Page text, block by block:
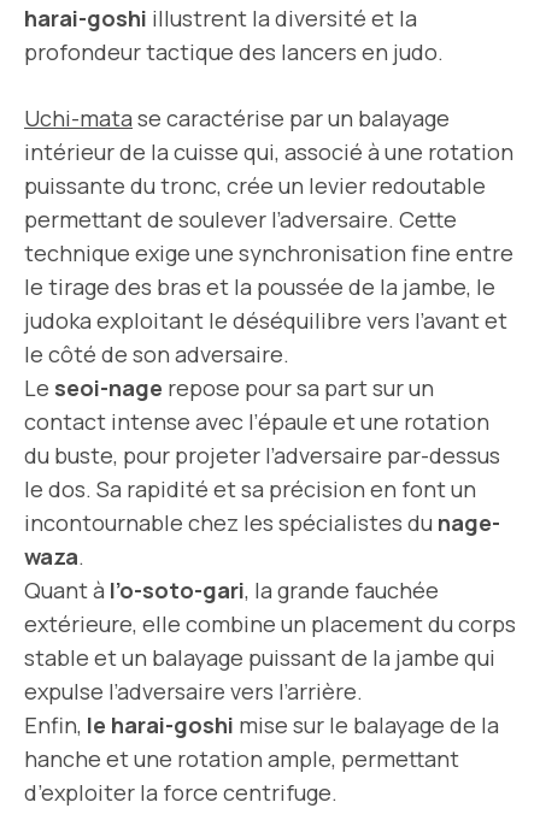
harai-goshi illustrent la diversité et la
profondeur tactique des lancers en judo.
Uchi-mata se caractérise par un balayage
intérieur de la cuisse qui, associé à une rotation
puissante du tronc, crée un levier redoutable
permettant de soulever l’adversaire. Cette
technique exige une synchronisation fine entre
le tirage des bras et la poussée de la jambe, le
judoka exploitant le déséquilibre vers l’avant et
le côté de son adversaire.
Le seoi-nage repose pour sa part sur un
contact intense avec l’épaule et une rotation
du buste, pour projeter l’adversaire par-dessus
le dos. Sa rapidité et sa précision en font un
incontournable chez les spécialistes du nage-
waza.
Quant à l’o-soto-gari, la grande fauchée
extérieure, elle combine un placement du corps
stable et un balayage puissant de la jambe qui
expulse l’adversaire vers l’arrière.
Enfin, le harai-goshi mise sur le balayage de la
hanche et une rotation ample, permettant
d’exploiter la force centrifuge.